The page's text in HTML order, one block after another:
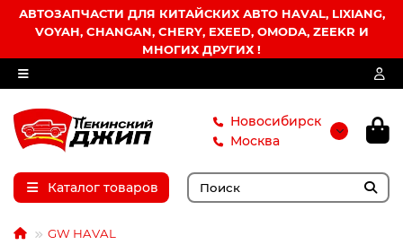
АВТОЗАПЧАСТИ ДЛЯ КИТАЙСКИХ АВТО HAVAL, LIXIANG,
VOYAH, CHANGAN, CHERY, EXEED, OMODA, ZEEKR И
МНОГИХ ДРУГИХ !
Новосибирск
Москва
Каталог товаров
GW HAVAL